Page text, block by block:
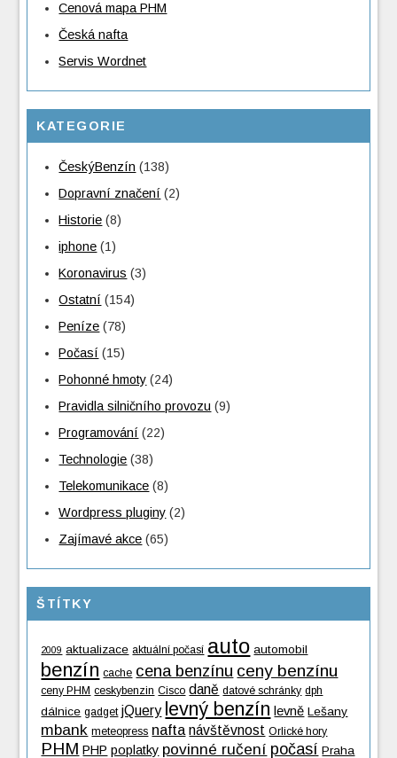
Cenová mapa PHM
Česká nafta
Servis Wordnet
KATEGORIE
ČeskýBenzín (138)
Dopravní značení (2)
Historie (8)
iphone (1)
Koronavirus (3)
Ostatní (154)
Peníze (78)
Počasí (15)
Pohonné hmoty (24)
Pravidla silničního provozu (9)
Programování (22)
Technologie (38)
Telekomunikace (8)
Wordpress pluginy (2)
Zajímavé akce (65)
ŠTÍTKY
2009 aktualizace aktuální počasí auto automobil
benzín cache cena benzínu ceny benzínu
ceny PHM ceskybenzin Cisco daně datové schránky dph
dálnice gadget jQuery levný benzín levně Lešany
mbank meteopress nafta návštěvnost Orlické hory
PHM PHP poplatky povinné ručení počasí Praha